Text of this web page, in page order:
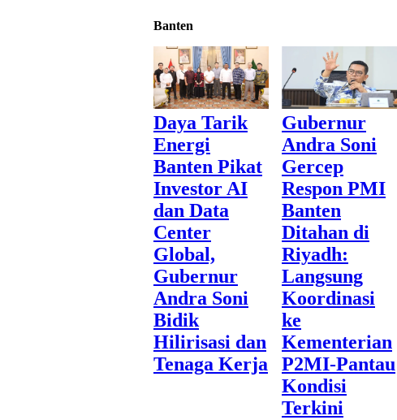
Banten
Daya Tarik
Energi
Banten Pikat
Investor AI
dan Data
Center
Global,
Gubernur
Andra Soni
Bidik
Hilirisasi dan
Tenaga Kerja
Gubernur
Andra Soni
Gercep
Respon PMI
Banten
Ditahan di
Riyadh:
Langsung
Koordinasi
ke
Kementerian
P2MI-Pantau
Kondisi
Terkini